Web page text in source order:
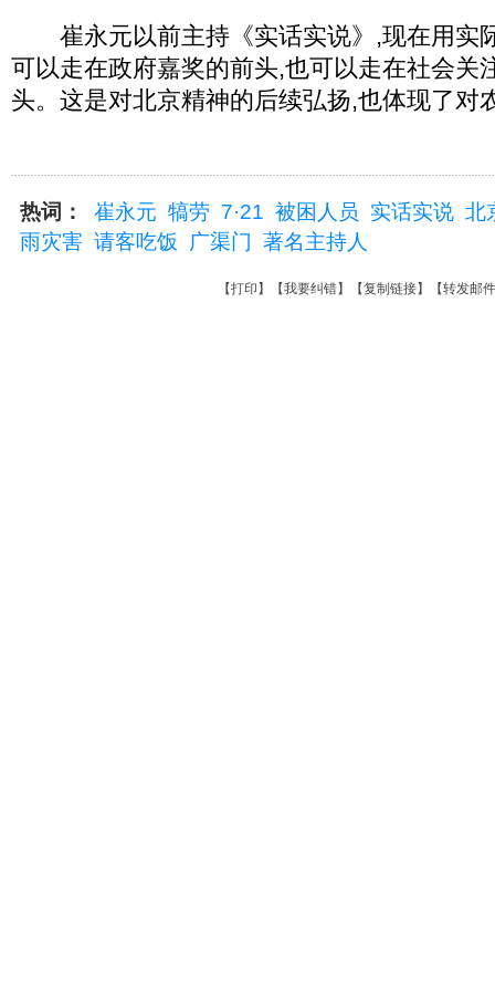
崔永元以前主持《实话实说》,现在用实
可以走在政府嘉奖的前头,也可以走在社会关
头。这是对北京精神的后续弘扬,也体现了对
热词： 崔永元 犒劳 7·21 被困人员 实话实说 北
雨灾害 请客吃饭 广渠门 著名主持人
【打印 】【我要纠错】【复制链接】【转发邮件